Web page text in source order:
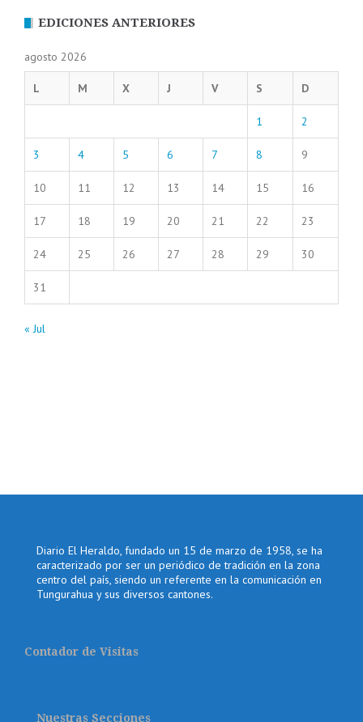
EDICIONES ANTERIORES
agosto 2026
L M X J V S D
1 2
3 4 5 6 7 8 9
10 11 12 13 14 15 16
17 18 19 20 21 22 23
24 25 26 27 28 29 30
31
« Jul
Diario El Heraldo, fundado un 15 de marzo de 1958, se ha
caracterizado por ser un periódico de tradición en la zona
centro del país, siendo un referente en la comunicación en
Tungurahua y sus diversos cantones.
Contador de Visitas
Nuestras Secciones